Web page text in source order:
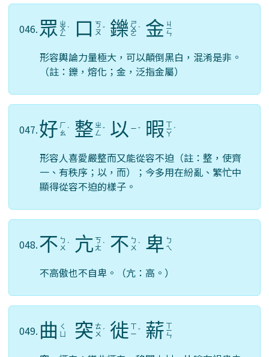
046. 眾 ㄓ
ㄨ
ㄥ
ˋ 口 ㄎ
ㄡ ˇ 鑠 ㄕ
ㄨ
ㄛ
ˋ 金 ㄐ
ㄧ
ㄣ
形容輿論力量極大，可以顛倒黑白，混淆是非。
（註：鑠，熔化；金，泛指金屬）
047.好 ㄏ
ㄠ ˋ 整 ㄓ
ㄥ ˇ 以 ㄧ ˇ 暇 ㄒ
ㄧ
ㄚ
ˊ
形容人喜愛嚴整而又能從容不迫（註：整，使齊
一、有秩序；以，而）；今多用在紛亂、繁忙中
顯得從容不迫的樣子。
048.不 ㄅ
ㄨ ˋ 亢 ㄎ
ㄤ ˋ 不 ㄅ
ㄨ ˋ 卑 ㄅ
ㄟ
不高傲也不自卑。（亢：高。）
049. 曲 ㄑ
突 ㄊ
ㄨ ˊ 徙 ㄒ
ㄧ ˇ 薪 ㄒ
ㄧ
ㄣ